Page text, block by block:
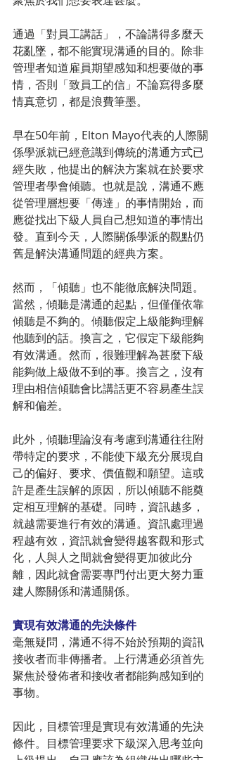
通過「對員工講話」，不論講得多麼天
花亂墜，都不能實現溝通的目的。除非
管理者知道雇員期望感知和想要做的事
情，否則「致員工的信」不論寫得多麼
情真意切，都是浪費筆墨。
早在50年前，Elton Mayo代表的人際關
係學派就已經意識到傳統的溝通方式已
經失敗，他提出的解決方案就在於要求
管理者學會傾聽。也就是說，溝通不應
從管理層想要「傳達」的事情開始，而
應從找出下級人員自己想知道的事情出
發。直到今天，人際關係學派的觀點仍
舊是解決溝通問題的經典方案。
然而，「傾聽」也不能徹底解決問題。
當然，傾聽是溝通的起點，但僅僅依靠
傾聽是不夠的。傾聽假定上級能夠理解
他聽到的話。換言之，它假定下級能夠
有效溝通。然而，很難理解為甚麼下級
能夠做上級做不到的事。換言之，沒有
理由相信傾聽會比講話更不容易產生誤
解和偏差。
此外，傾聽理論沒有考慮到溝通往往附
帶特定的要求，不能使下級充分展現自
己的偏好、要求、價值觀和願望。這或
許是產生誤解的原因，所以傾聽不能奠
定相互理解的基礎。同時，資訊越多，
就越需要進行有效的溝通。資訊處理過
程越有效，資訊就會變得越客觀和形式
化，人與人之間就會變得更加彼此分
離，因此就會需要專門付出更大努力重
建人際關係和溝通關係。
實現有效溝通的先決條件
毫無疑問，溝通不得不始於預期的資訊
接收者而非傳播者。上行溝通必須首先
聚焦於發佈者和接收者都能夠感知到的
事物。
因此，目標管理是實現有效溝通的先決
條件。目標管理要求下級深入思考並向